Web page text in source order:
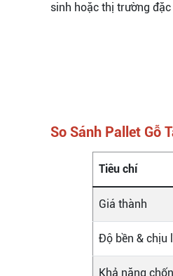
sinh hoặc thị trường đặc
So Sánh Pallet Gỗ
Tiêu chí
Giá thành
Độ bền & chịu
Khả năng